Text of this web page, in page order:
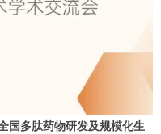
国多肽药物研发及规模化生